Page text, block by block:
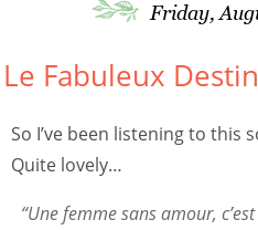
Friday,
Le Fabuleux
So I’ve been listening to this
Quite lovely…
“Une femme sans amour,